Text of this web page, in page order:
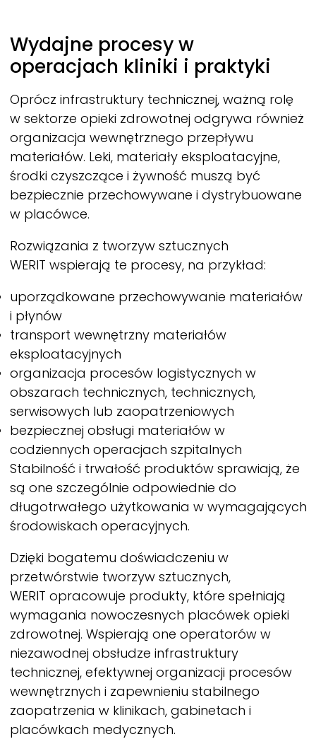
Wydajne procesy w
operacjach kliniki i praktyki
Oprócz infrastruktury technicznej, ważną rolę
w sektorze opieki zdrowotnej odgrywa również
organizacja wewnętrznego przepływu
materiałów. Leki, materiały eksploatacyjne,
środki czyszczące i żywność muszą być
bezpiecznie przechowywane i dystrybuowane
w placówce.
Rozwiązania z tworzyw sztucznych
WERIT wspierają te procesy, na przykład:
uporządkowane przechowywanie materiałów
i płynów
transport wewnętrzny materiałów
eksploatacyjnych
organizacja procesów logistycznych w
obszarach technicznych, technicznych,
serwisowych lub zaopatrzeniowych
bezpiecznej obsługi materiałów w
codziennych operacjach szpitalnych
Stabilność i trwałość produktów sprawiają, że
są one szczególnie odpowiednie do
długotrwałego użytkowania w wymagających
środowiskach operacyjnych.
Dzięki bogatemu doświadczeniu w
przetwórstwie tworzyw sztucznych,
WERIT opracowuje produkty, które spełniają
wymagania nowoczesnych placówek opieki
zdrowotnej. Wspierają one operatorów w
niezawodnej obsłudze infrastruktury
technicznej, efektywnej organizacji procesów
wewnętrznych i zapewnieniu stabilnego
zaopatrzenia w klinikach, gabinetach i
placówkach medycznych.